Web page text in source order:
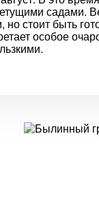
садами.
но стоит быть
особое